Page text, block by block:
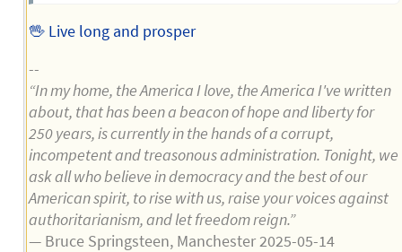
🖖 Live long and prosper
--
“In my home, the America I love, the America I've written
about, that has been a beacon of hope and liberty for
250 years, is currently in the hands of a corrupt,
incompetent and treasonous administration. Tonight, we
ask all who believe in democracy and the best of our
American spirit, to rise with us, raise your voices against
authoritarianism, and let freedom reign.”
— Bruce Springsteen, Manchester 2025-05-14